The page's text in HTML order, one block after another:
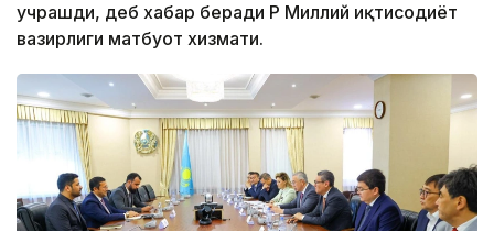
учрашди, деб хабар беради ҚР Миллий иқтисодиёт
вазирлиги матбуот хизмати.